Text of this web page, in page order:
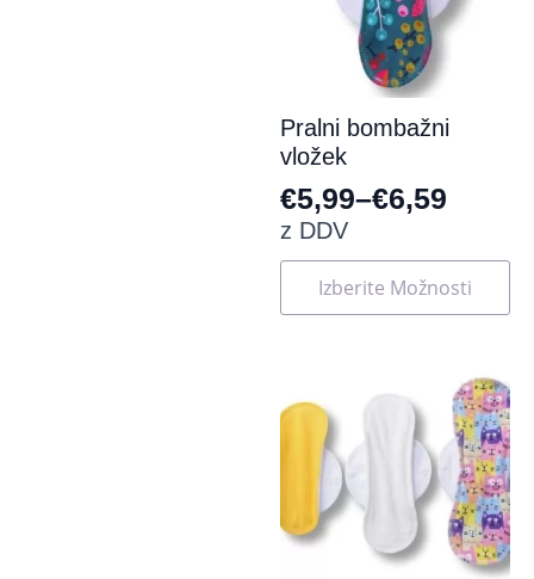
Pralni bombažni
vložek
€5,99–€6,59
Cenovni
razpon:
€6,59
z DDV
Izberite Možnosti
izdelek
Možnosti
lahko
izberete
strani
izdelka